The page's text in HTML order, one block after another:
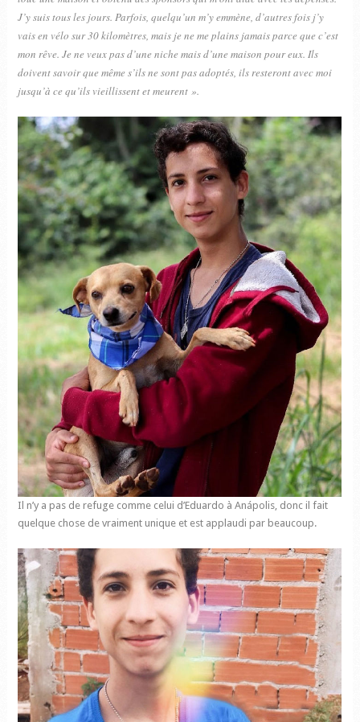
J’y suis tous les jours. Parfois, quelqu’un m’y emmène, d’autres fois j’y
vais en vélo sur 30 kilomètres, mais je ne me plains jamais parce que c’est
mon rêve. Je ne veux pas d’une niche mais d’une maison pour eux. Ils
doivent savoir que même s’ils ne sont pas adoptés, ils resteront avec moi
jusqu’à ce qu’ils vieillissent et meurent ».
Il n’y a pas de refuge comme celui d’Eduardo à Anápolis, donc il fait
quelque chose de vraiment unique et est applaudi par beaucoup.